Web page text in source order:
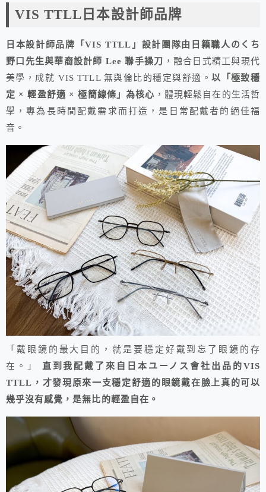
VIS TTLL日本設計師品牌
日本設計師品牌「VIS TTLL」設計團隊由日籍職人のくち
野口先生與華裔設計師 Lee 聯手操刀 ，融合日式精工與現代
美學，成就 VIS TTLL 無與倫比的穩定與舒適。以「極致穩
定 × 輕盈舒適 × 極簡線條」為核心 ，體現輕鬆自在的生活哲
學，專為長時間配戴需求而打造，是日常配戴者的絕佳福
音。
「戴眼鏡的最大目的，就是要穩定好戴到忘了眼鏡的存
在。」 直到我配戴了來自日本ユーノス會社出品的VIS
TTLL，才發現原來一支穩定舒適的眼鏡戴在臉上真的可以
幾乎沒有感覺，是無比的輕盈自在。